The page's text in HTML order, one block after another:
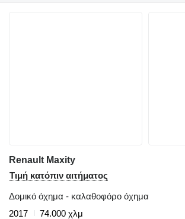
Renault Maxity
Τιμή κατόπιν αιτήματος
Δομικό όχημα - καλαθοφόρο όχημα
2017
74.000 χλμ